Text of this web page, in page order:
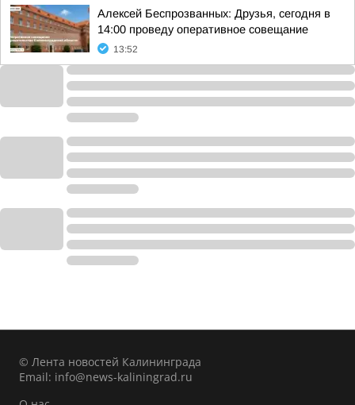
Алексей Беспрозванных: Друзья, сегодня в
14:00 проведу оперативное совещание
13:52
© Лента новостей Калининграда
Email: info@news-kaliningrad.ru